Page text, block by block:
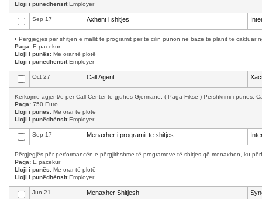
Lloji i punëdhënsitEmployer
Sep 17 Axhent i shitjes
• Përgjegjës për shitjen e mallit të programit për të cilin punon ne baze te planit te caktuar
Paga: E pacekur
Lloji i punës: Me orar të plotë
Lloji i punëdhënsitEmployer
Oct 27 Call Agent
Kerkojmë agjent/e për Call Center te gjuhes Gjermane. ( Paga Fikse ) Përshkrimi i punës:
Paga: 750 Euro
Lloji i punës: Me orar të plotë
Lloji i punëdhënsitEmployer
Sep 17 Menaxher i programit te shitjes
Përgjegjës për performancën e përgjithshme të programeve të shitjes që menaxhon, ku
Paga: E pacekur
Lloji i punës: Me orar të plotë
Lloji i punëdhënsitEmployer
Jun 21 Menaxher Shitjesh